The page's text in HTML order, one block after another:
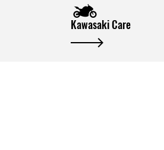
Kawasaki Care